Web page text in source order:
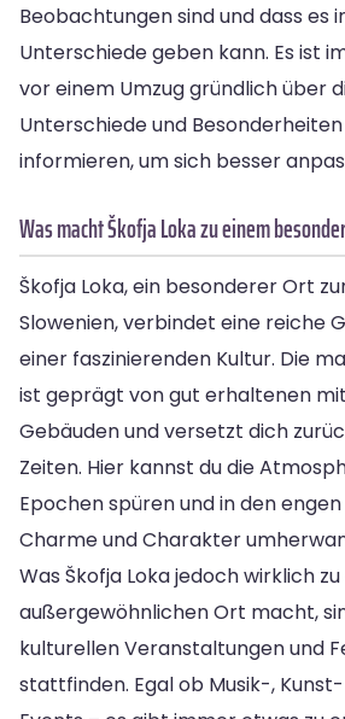
Beobachtungen sind und dass es
Unterschiede geben kann. Es ist
vor einem Umzug gründlich über
Unterschiede und
informieren, um sich besser
Was macht Škofja Loka zu einem
Škofja Loka, ein besonderer Ort
Slowenien, verbindet eine reiche
einer faszinierenden Kultur. Die
ist geprägt von gut erhaltenen
Gebäuden und versetzt dich
Zeiten. Hier kannst du die
Epochen spüren und in den
Charme und Charakter
Was Škofja Loka jedoch wirklich
außergewöhnlichen Ort macht,
kulturellen Veranstaltungen und
stattfinden. Egal ob Musik-,